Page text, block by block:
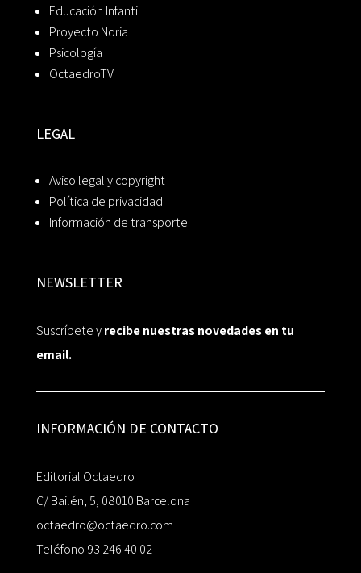
Educación Infantil
Proyecto Noria
Psicología
OctaedroTV
LEGAL
Aviso legal y copyright
Política de privacidad
Información de transporte
NEWSLETTER
Suscríbete yrecibe nuestras novedades en tu
email.
INFORMACIÓN DE CONTACTO
Editorial Octaedro
C/ Bailén, 5, 08010 Barcelona
octaedro@octaedro.com
Teléfono 93 246 40 02